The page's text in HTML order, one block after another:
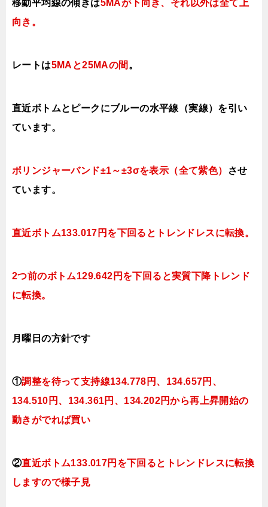
移動平均線の傾きは5MAが下向き、それ以外は全て上
向き 。
レートは5MAと25MAの間 。
直近ボトムとピークにブルーの水平線（実線）を引い
ています。
ボリンジャーバンド±1～±3σを表示（全て紫色）
させ
ています。
直近ボトム133.017円を下回るとトレンドレスに転換。
2つ前のボトム129.642円を下回ると実質下降トレンド
に転換。
月曜日の方針です
①調整を待って支持線134.778円、134.657円、
134.510円、134.361円、134.202円から再上昇開始の
動きがでれば買い
②直近ボトム133.017円を下回るとトレンドレスに転換
し ますので様子見